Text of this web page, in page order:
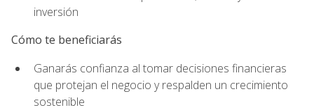
inversión
Cómo te beneficiarás
Ganarás confianza al tomar decisiones financieras
que protejan el negocio y respalden un crecimiento
sostenible